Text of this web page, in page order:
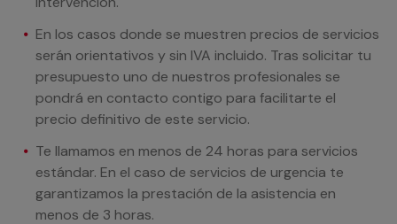
En los casos donde se muestren precios de servicios
serán orientativos y sin IVA incluido. Tras solicitar tu
presupuesto uno de nuestros profesionales se
pondrá en contacto contigo para facilitarte el
precio definitivo de este servicio.
Te llamamos en menos de 24 horas para servicios
estándar. En el caso de servicios de urgencia te
garantizamos la prestación de la asistencia en
menos de 3 horas.